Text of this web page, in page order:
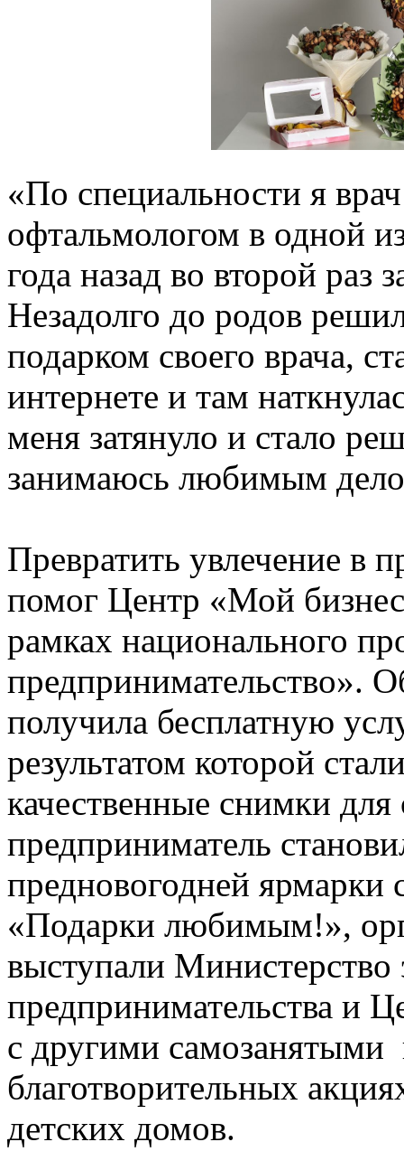
«По специальности я
офтальмологом в одной
года назад во второй раз
Незадолго до родов
подарком своего врача,
интернете и там
меня затянуло и стало
занимаюсь любимым
Превратить увлечение в
помог Центр «Мой
рамках национального
предпринимательство».
получила бесплатную
результатом которой
качественные снимки для
предприниматель
предновогодней ярмарки
«Подарки любимым!»,
выступали Министерство
предпринимательства и
с другими самозанятыми
благотворительных
детских домов.